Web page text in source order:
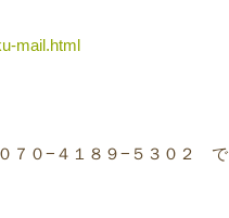
mail.html
０−４１８９−５３０２ で